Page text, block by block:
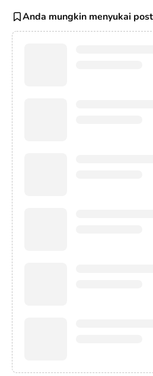
Anda mungkin menyukai